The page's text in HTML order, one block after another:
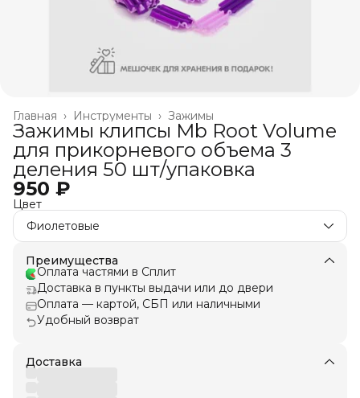
Зажимы
Инструменты ›
Главная ›
Зажимы клипсы Mb Root Volume
для прикорневого объема 3
деления 50 шт/упаковка
950 ₽
Цвет
Фиолетовые
Преимущества
Оплата частями в Сплит
Доставка в пункты выдачи или до двери
Оплата — картой, СБП или наличными
Удобный возврат
Доставка